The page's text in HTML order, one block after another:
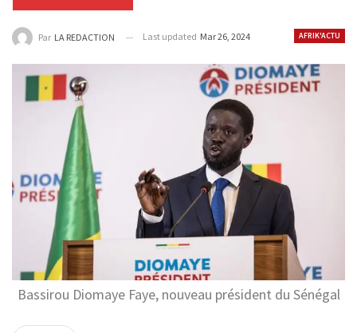
AFRIK'ACTU
Par LA REDACTION Last updated Mar 26, 2024
Bassirou Diomaye Faye, nouveau président du Sénégal